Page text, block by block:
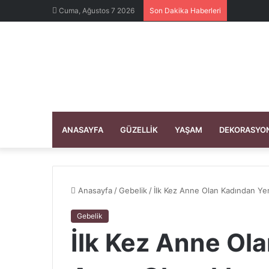
Cuma, Ağustos 7 2026 Son Dakika Haberleri
ANASAYFA GÜZELLIK YAŞAM
Anasayfa /Gebelik / İlk Kez Anne Olan Kadından
Gebelik
İlk Kez Anne